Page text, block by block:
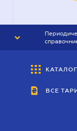
ВСЕ